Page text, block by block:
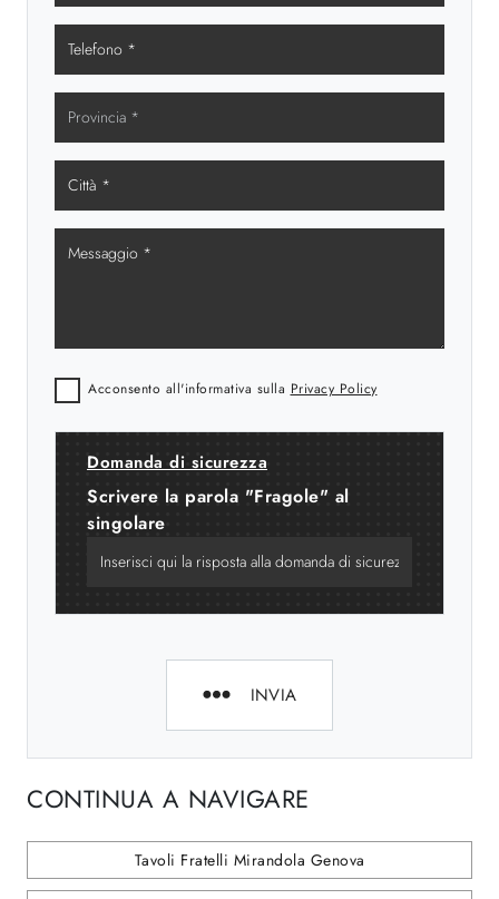
Acconsento all'informativa sulla Privacy Policy
Domanda di sicurezza
Scrivere la parola "Fragole" al
singolare
INVIA
CONTINUA A NAVIGARE
Tavoli Fratelli Mirandola Genova